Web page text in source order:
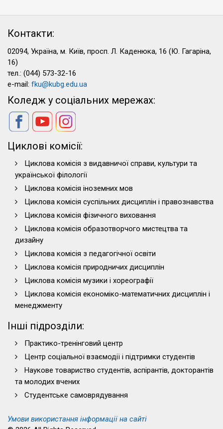
Контакти:
02094, Україна, м. Київ, просп. Л. Каденюка, 16 (Ю. Гагаріна,
16)
тел.: (044) 573-32-16
e-mail: fku@kubg.edu.ua
Коледж у соціальних мережах:
Циклові комісії:
Циклова комісія з видавничої справи, культури та
української філології
Циклова комісія іноземних мов
Циклова комісія суспільних дисциплін і правознавства
Циклова комісія фізичного виховання
Циклова комісія образотворчого мистецтва та
дизайну
Циклова комісія з педагогічної освіти
Циклова комісія природничих дисциплін
Циклова комісія музики і хореографії
Циклова комісія економіко-математичних дисциплін і
менеджменту
Інші підрозділи:
Практико-тренінговий центр
Центр соціальної взаємодії і підтримки студентів
Наукове товариство студентів, аспірантів, докторантів
та молодих вчених
Студентське самоврядування
Умови використання інформації на сайті